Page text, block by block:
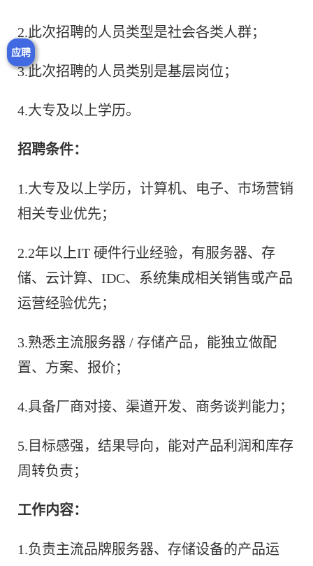
应聘
2.此次招聘的人员类型是社会各类人群；
3.此次招聘的人员类别是基层岗位；
4.大专及以上学历。
招聘条件：
1.大专及以上学历，计算机、电子、市场营销
相关专业优先；
2.2年以上IT 硬件行业经验，有服务器、存
储、云计算、IDC、系统集成相关销售或产品
运营经验优先；
3.熟悉主流服务器 / 存储产品，能独立做配
置、方案、报价；
4.具备厂商对接、渠道开发、商务谈判能力；
5.目标感强，结果导向，能对产品利润和库存
周转负责；
工作内容：
1.负责主流品牌服务器、存储设备的产品运